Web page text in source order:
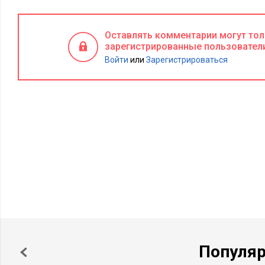
для себя и через себя для окружающих ощущение
обязательно достигнута.
Во-вторых, армия учит организовывать как минимум
должны уметь общаться не только с равными по званию,
не встречал руководителей, которые пытались бы себя
подчиненными и рядовыми служащими. У нас у всех
Оставлять комментарии могут
зарегистрированные
Войти или Зарегистрироваться